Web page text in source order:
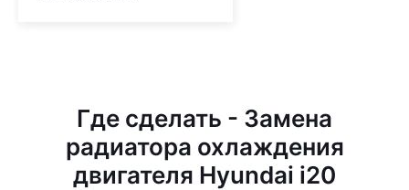
Где сделать - Замена
радиатора охлаждения
двигателя Hyundai i20